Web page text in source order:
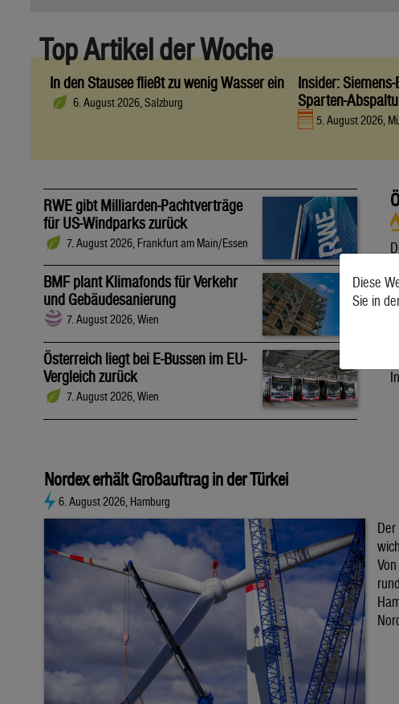
Top Artikel der Woche
In den Stausee fließt zu wenig Wasser ein
6. August 2026, Salzburg
Insider:
Sparten-
5. August 2026,
RWE gibt Milliarden-Pachtverträge
für US-Windparks zurück
7. August 2026, Frankfurt am Main/Essen
BMF plant Klimafonds für Verkehr
und Gebäudesanierung
7. August 2026, Wien
Österreich liegt bei E-Bussen im EU-
Vergleich zurück
7. August 2026, Wien
Nordex erhält Großauftrag in der Türkei
6. August 2026, Hamburg
Diese
Sie in